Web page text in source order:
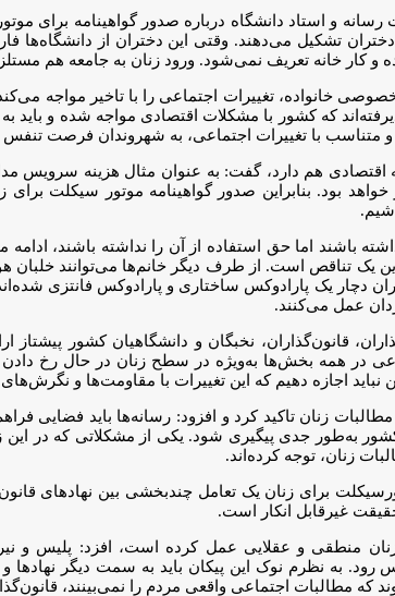
رسانه و استاد دانشگاه درباره صدور گواهینامه برای
درصد ورودی دانشگاه‌ها را دختران تشکیل می‌دهند. وقتی این
و کار خانه تعریف نمی‌شود. ورود زنان به جامعه هم
خصوصی خانواده، تغییرات اجتماعی را با تاخیر مواجه
که کشور با مشکلات اقتصادی مواجه شده و باید
متناسب با تغییرات اجتماعی، به شهروندان فرصت تنفس
اقتصادی هم دارد، گفت: به عنوان مثال هزینه
خواهد بود. بنابراین صدور گواهینامه موتور
باشند اما حق استفاده از آن را نداشته باشند،
یک تناقص است. از طرف دیگر خانم‌ها می‌توانند خلبان
دچار یک پارادوکس ساختاری و پارادوکس فانتزی
عمل می‌کنند.
قانون‌گذاران، نخبگان و دانشگاهیان کشور پیشتاز
در همه بخش‌ها به‌ویژه در سطح زنان در حال رخ
نباید اجازه دهیم که این تغییرات با مقاومت‌ها و
زنان تاکید کرد و افزود: رسانه‌ها باید فضایی
به‌طور جدی پیگیری شود. یکی از مشکلاتی که در این
زنان، توجه کرده‌اند.
برای زنان یک تعامل چندبخشی بین نهادهای
غیرقابل انکار است.
زنان منطقی و عقلایی عمل کرده است، افزد: پلیس و
رود. به نظرم نوک این پیکان باید به سمت دیگر
که مطالبات اجتماعی واقعی مردم را نمی‌بینند،